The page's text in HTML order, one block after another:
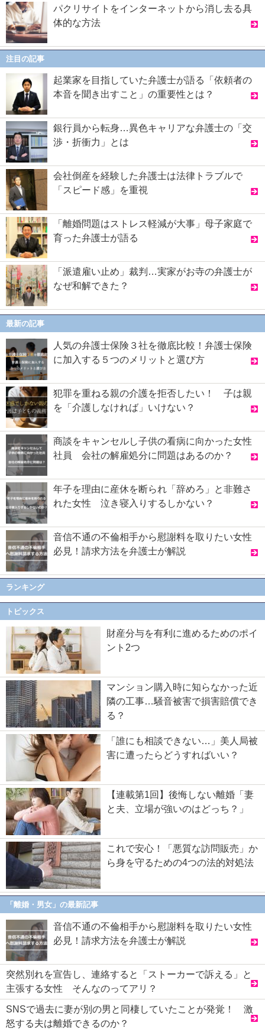
パクリサイトをインターネットから消し去る具
体的な方法
注目の記事
起業家を目指していた弁護士が語る「依頼者の
本音を聞き出すこと」の重要性とは？
銀行員から転身…異色キャリアな弁護士の「交
渉・折衝力」とは
会社倒産を経験した弁護士は法律トラブルで
「スピード感」を重視
「離婚問題はストレス軽減が大事」母子家庭で
育った弁護士が語る
「派遣雇い止め」裁判…実家がお寺の弁護士が
なぜ和解できた？
最新の記事
人気の弁護士保険３社を徹底比較！弁護士保険
に加入する５つのメリットと選び方
犯罪を重ねる親の介護を拒否したい！ 子は親
を「介護しなければ」いけない？
商談をキャンセルし子供の看病に向かった女性
社員 会社の解雇処分に問題はあるのか？
年子を理由に産休を断られ「辞めろ」と非難さ
れた女性 泣き寝入りするしかない？
音信不通の不倫相手から慰謝料を取りたい女性
必見！請求方法を弁護士が解説
ランキング
トピックス
財産分与を有利に進めるためのポイ
ント2つ
マンション購入時に知らなかった近
隣の工事…騒音被害で損害賠償でき
る？
「誰にも相談できない…」美人局被
害に遭ったらどうすればいい？
【連載第1回】後悔しない離婚「妻
と夫、立場が強いのはどっち？」
これで安心！「悪質な訪問販売」か
ら身を守るための4つの法的対処法
「離婚・男女」の最新記事
音信不通の不倫相手から慰謝料を取りたい女性
必見！請求方法を弁護士が解説
突然別れを宣告し、連絡すると「ストーカーで訴える」と
主張する女性 そんなのってアリ？
SNSで過去に妻が別の男と同棲していたことが発覚！ 激
怒する夫は離婚できるのか？